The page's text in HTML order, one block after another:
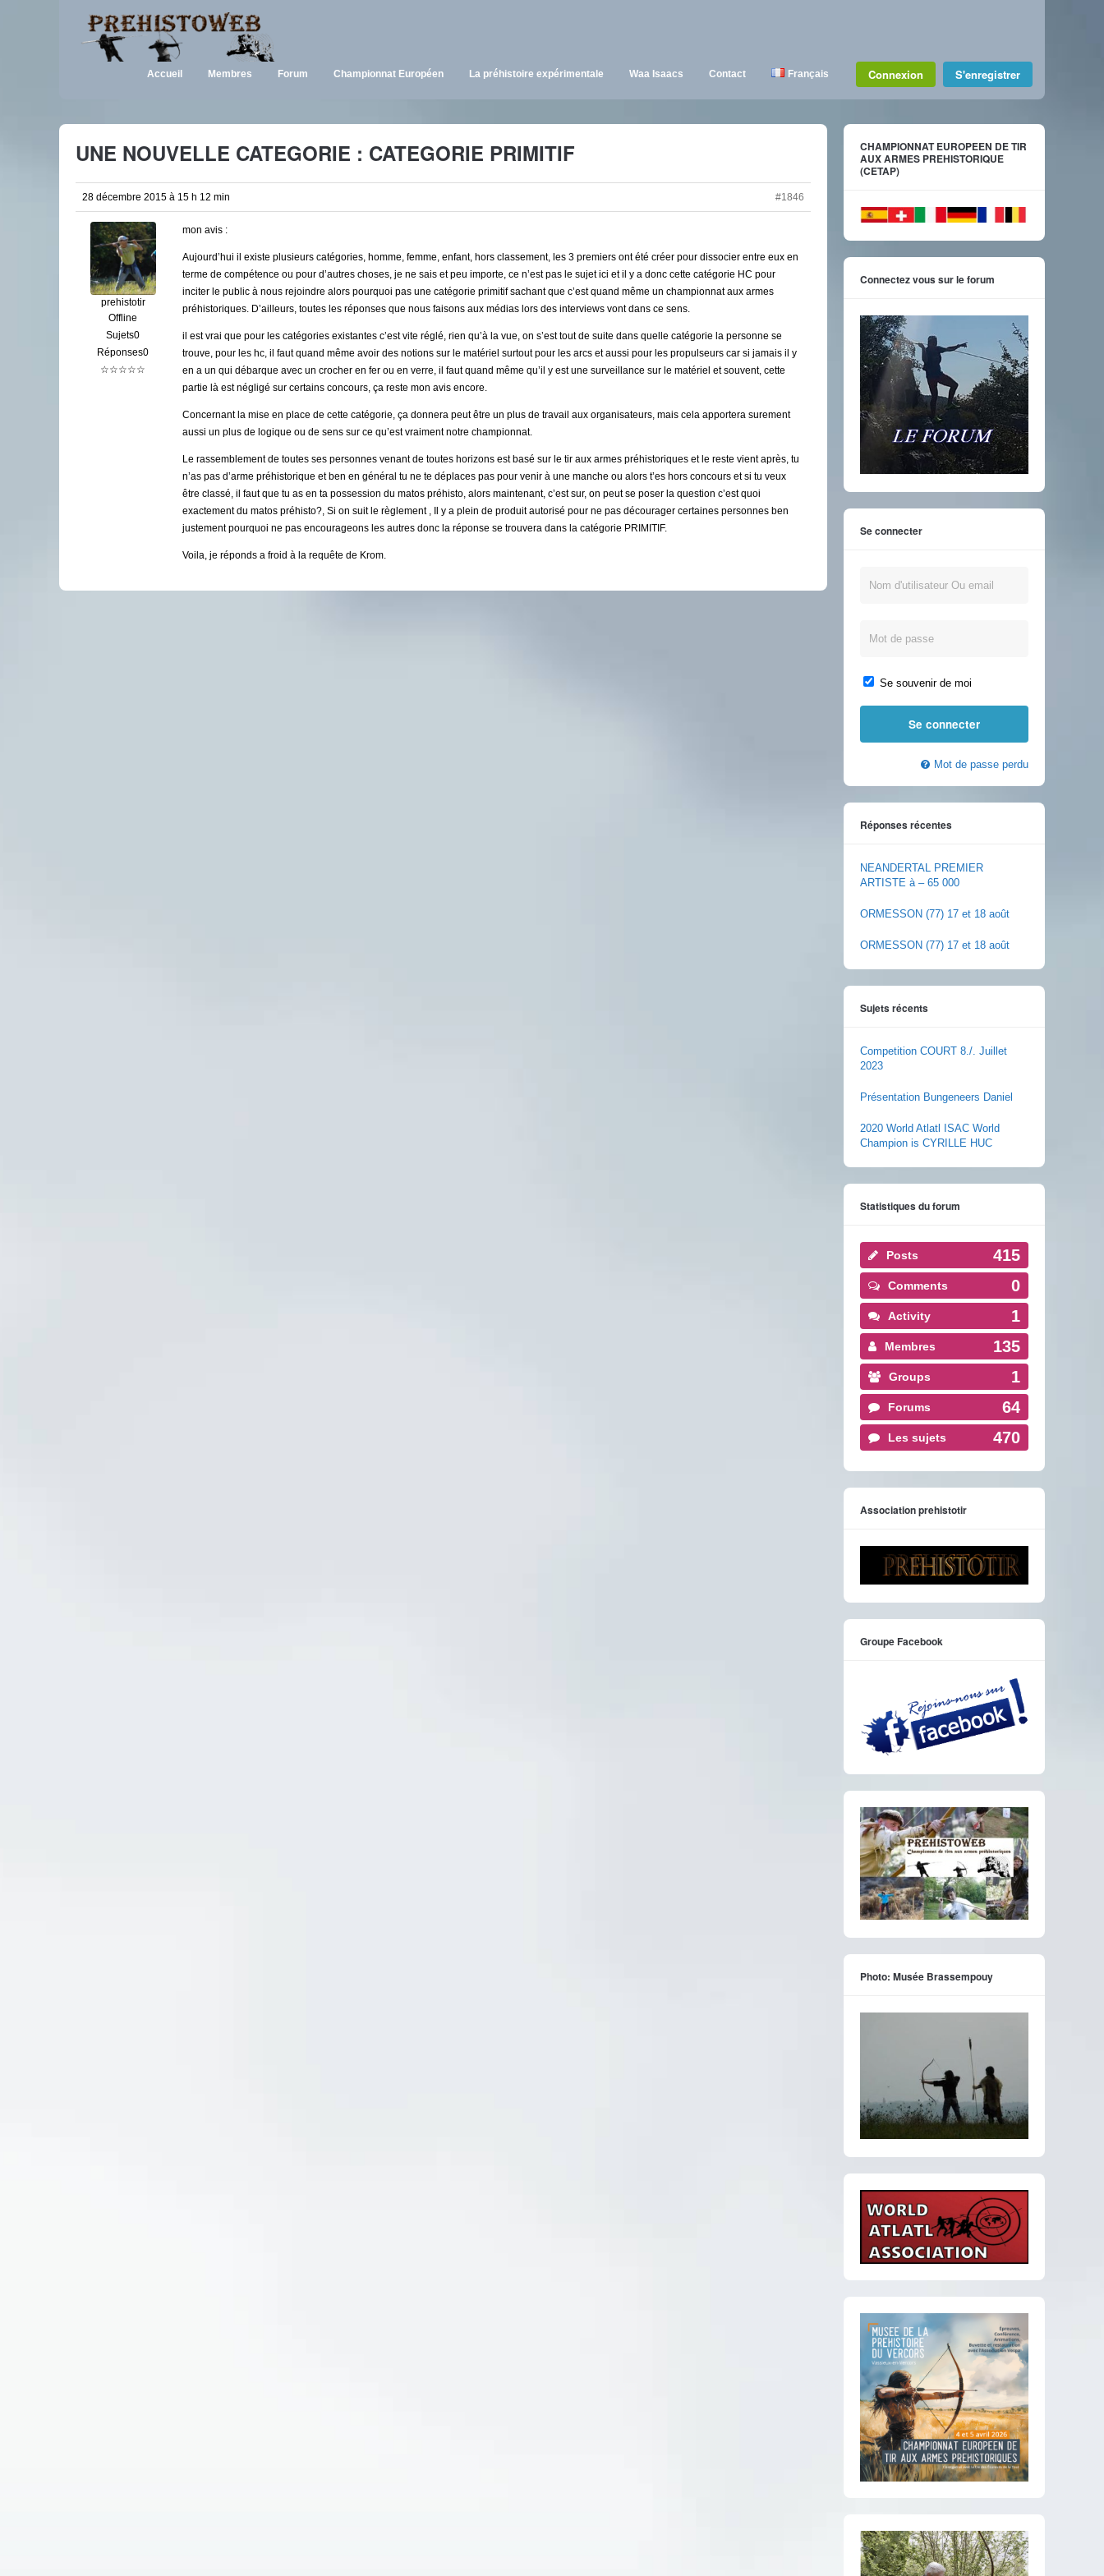
Accueil Membres Forum Championnat Européen La préhistoire expérimentale Waa Isaacs Contact Français Connexion S'enregistrer
UNE NOUVELLE CATEGORIE : CATEGORIE PRIMITIF
28 décembre 2015 à 15 h 12 min #1846
prehistotir
Offline
Sujets0
Réponses0
☆☆☆☆☆
mon avis :
Aujourd’hui il existe plusieurs catégories, homme, femme, enfant, hors classement, les 3 premiers ont été créer pour dissocier entre eux en
terme de compétence ou pour d’autres choses, je ne sais et peu importe, ce n’est pas le sujet ici et il y a donc cette catégorie HC pour
inciter le public à nous rejoindre alors pourquoi pas une catégorie primitif sachant que c’est quand même un championnat aux armes
préhistoriques. D’ailleurs, toutes les réponses que nous faisons aux médias lors des interviews vont dans ce sens.
il est vrai que pour les catégories existantes c’est vite réglé, rien qu’à la vue, on s’est tout de suite dans quelle catégorie la personne se
trouve, pour les hc, il faut quand même avoir des notions sur le matériel surtout pour les arcs et aussi pour les propulseurs car si jamais il y
en a un qui débarque avec un crocher en fer ou en verre, il faut quand même qu’il y est une surveillance sur le matériel et souvent, cette
partie là est négligé sur certains concours, ça reste mon avis encore.
Concernant la mise en place de cette catégorie, ça donnera peut être un plus de travail aux organisateurs, mais cela apportera surement
aussi un plus de logique ou de sens sur ce qu’est vraiment notre championnat.
Le rassemblement de toutes ses personnes venant de toutes horizons est basé sur le tir aux armes préhistoriques et le reste vient après, tu
n’as pas d’arme préhistorique et ben en général tu ne te déplaces pas pour venir à une manche ou alors t’es hors concours et si tu veux
être classé, il faut que tu as en ta possession du matos préhisto, alors maintenant, c’est sur, on peut se poser la question c’est quoi
exactement du matos préhisto?, Si on suit le règlement , Il y a plein de produit autorisé pour ne pas décourager certaines personnes ben
justement pourquoi ne pas encourageons les autres donc la réponse se trouvera dans la catégorie PRIMITIF.
Voila, je réponds a froid à la requête de Krom.
CHAMPIONNAT EUROPEEN DE TIR
AUX ARMES PREHISTORIQUE
(CETAP)
Connectez vous sur le forum
Se connecter
Se souvenir de moi
Mot de passe perdu
Réponses récentes
NEANDERTAL PREMIER
ARTISTE à – 65 000
ORMESSON (77) 17 et 18 août
ORMESSON (77) 17 et 18 août
Sujets récents
Competition COURT 8./. Juillet
2023
Présentation Bungeneers Daniel
2020 World Atlatl ISAC World
Champion is CYRILLE HUC
Statistiques du forum
Posts 415
Comments 0
Activity 1
Membres 135
Groups 1
Forums 64
Les sujets 470
Association prehistotir
Groupe Facebook
Photo: Musée Brassempouy